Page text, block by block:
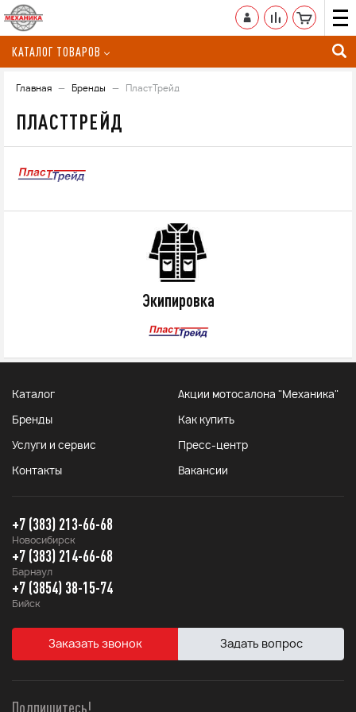
КАТАЛОГ ТОВАРОВ
Главная Бренды ПластТрейд
ПЛАСТТРЕЙД
Экипировка
Каталог Акции мотосалона "Механика"
Бренды Как купить
Услуги и сервис Пресс-центр
Контакты Вакансии
+7 (383) 213-66-68
Новосибирск
+7 (383) 214-66-68
Барнаул
+7 (3854) 38-15-74
Бийск
Заказать звонок Задать вопрос
Подпишитесь!